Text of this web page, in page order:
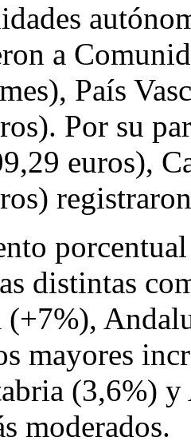
a
País
Por su
euros),
porcentual
distintas
(+7%),
mayores
(3,6%)
moderados.